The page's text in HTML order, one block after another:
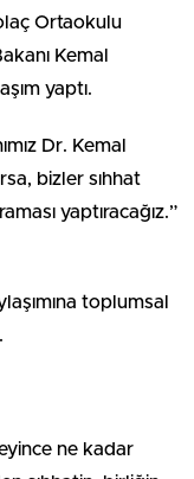
Ortaokulu
Kemal
yaptı.
Dr. Kemal
bizler sıhhat
yaptıracağız.”
toplumsal
ne kadar